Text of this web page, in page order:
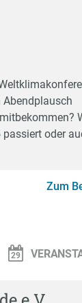
Abendplausch
oder
Zum